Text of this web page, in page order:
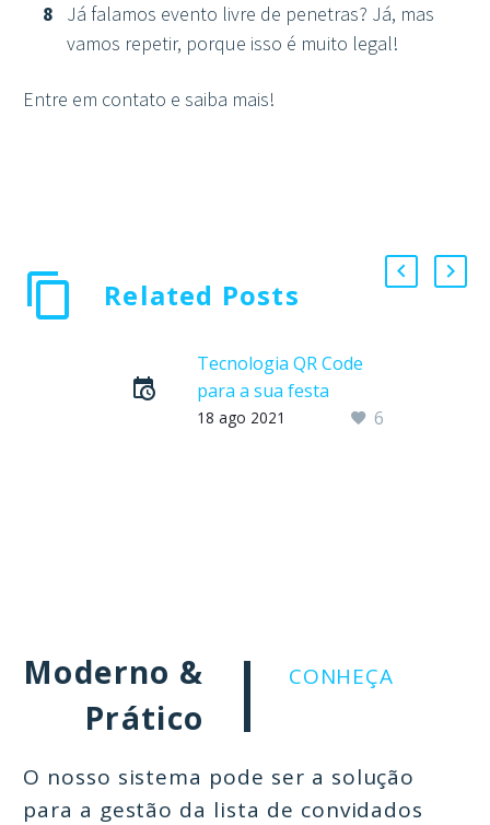
Já falamos evento livre de penetras? Já, mas
vamos repetir, porque isso é muito legal!
Entre em contato e saiba mais!
Related Posts
Tecnologia QR Code
para a sua festa
Para quem ainda não 6
18 ago 2021
Moderno &
Prático
CONHEÇA
O nosso sistema pode ser a solução
para a gestão da lista de convidados